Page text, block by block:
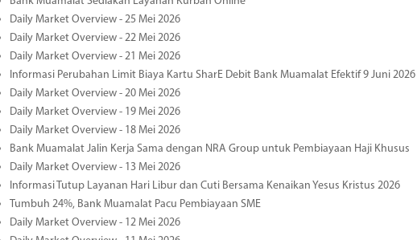
Daily Market Overview - 25 Mei 2026
Daily Market Overview - 22 Mei 2026
Daily Market Overview - 21 Mei 2026
Informasi Perubahan Limit Biaya Kartu SharE Debit Bank Muamalat Efektif 9 Juni 2026
Daily Market Overview - 20 Mei 2026
Daily Market Overview - 19 Mei 2026
Daily Market Overview - 18 Mei 2026
Bank Muamalat Jalin Kerja Sama dengan NRA Group untuk Pembiayaan Haji Khusus
Daily Market Overview - 13 Mei 2026
Informasi Tutup Layanan Hari Libur dan Cuti Bersama Kenaikan Yesus Kristus 2026
Tumbuh 24%, Bank Muamalat Pacu Pembiayaan SME
Daily Market Overview - 12 Mei 2026